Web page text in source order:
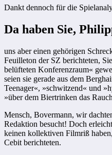
Dankt dennoch für die
Da haben Sie,
uns aber einen gehörigen
Feuilleton der SZ berichteten,
belüfteten Konferenzraum«
seien sie gerade aus dem
Teenager«, »schwitzend« und
»über dem Biertrinken das
Mensch, Bovermann, wir
Redaktion besucht! Doch
keinen kollektiven Filmriß
Cebit berichteten.